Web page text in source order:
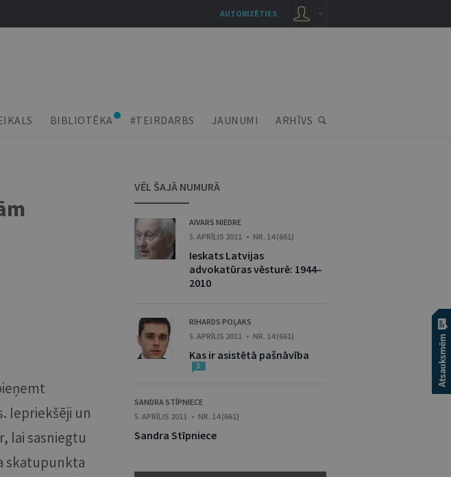
BIBLIOTĒKA #TEIRDARBS JAUNUMI ARHĪVS
Iepriekšēji un
lai sasniegtu
skatupunkta
VĒL ŠAJĀ NUMURĀ
AIVARS NIEDRE
5. APRĪLIS 2011 • NR. 14 (661)
Ieskats Latvijas
advokatūras vēsturē: 1944–
2010
RIHARDS POĻAKS
5. APRĪLIS 2011 • NR. 14 (661)
Kas ir asistētā pašnāvība
3
SANDRA STĪPNIECE
5. APRĪLIS 2011 • NR. 14 (661)
Sandra Stīpniece
AUTORIZĒTIES